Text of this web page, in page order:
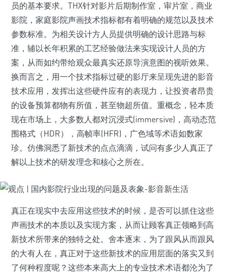
员的基本要求。THX针对影片后期制作室，审片室，商业
影院，家庭影院声画技术指标都有着明确的规范以及技术
参数标准。为相关设计方人员提供明确的设计思路与标
准，辅以长年积累的工艺经验做法来实现设计人员的方
案，从而如约带给观众最真实还原导演意图的视听效果。
换而言之，用一个技术指标过硬的影厅来呈现先进的影音
技术应用，发挥出这些硬件应有的表现力，让投资者昂贵
的设备预算都物有所值，甚至物超所值。重概念，轻本质
现在市场上，大多数人都对沉浸式(immersive)，高动态范
围格式（HDR），高帧率(HFR)，广色域等术语如数家
珍。仿佛洞悉了新技术的点点滴滴，试问有多少人真正了
解以上技术的研发理念和核心之所在。
真正在现实中去应用这些技术的时候，是否可以抓住这些
声画技术的本质以及实现方案，从而让顾客真正领略到高
新技术所带来的独特之处。舍本逐末，为了跟风从而跟风
的大有人在，真正对于这些新技术的应用层面的落实又到
了何种程度呢？这些本来高大上的专业技术术语都沦为了